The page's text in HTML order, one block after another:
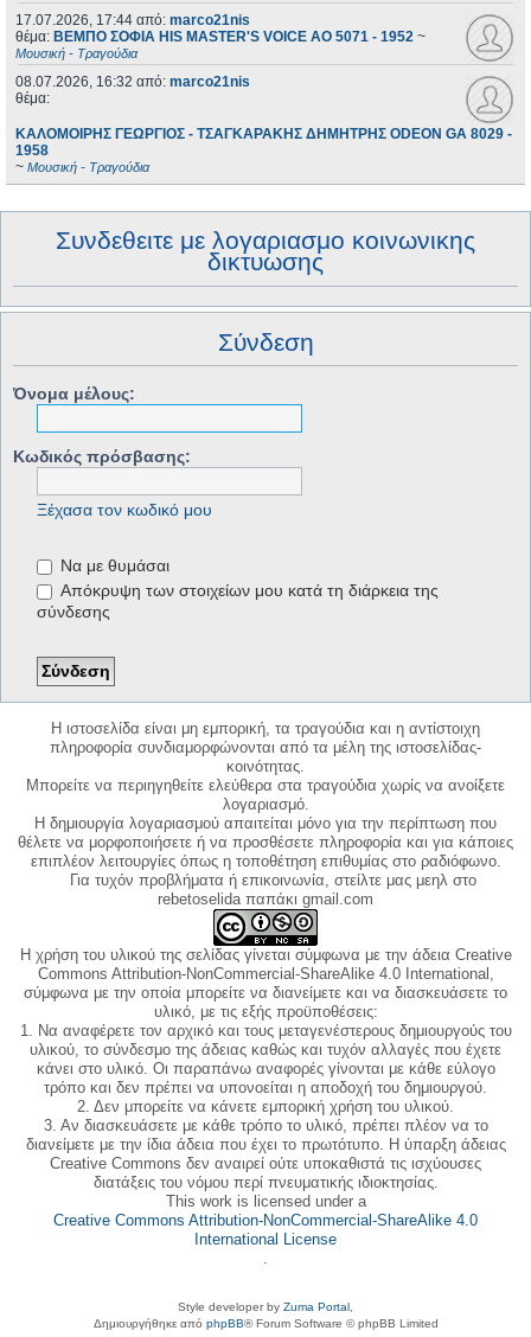
17.07.2026, 17:44 από: marco21nis
θέμα: ΒΕΜΠΟ ΣΟΦΙΑ HIS MASTER'S VOICE AO 5071 - 1952 ~
Μουσική - Τραγούδια
08.07.2026, 16:32 από: marco21nis
θέμα:
ΚΑΛΟΜΟΙΡΗΣ ΓΕΩΡΓΙΟΣ - ΤΣΑΓΚΑΡΑΚΗΣ ΔΗΜΗΤΡΗΣ ODEON GA 8029 -
1958
~ Μουσική - Τραγούδια
Συνδεθειτε με λογαριασμο κοινωνικης
δικτυωσης
Σύνδεση
Όνομα μέλους:
Κωδικός πρόσβασης:
Ξέχασα τον κωδικό μου
Να με θυμάσαι
Απόκρυψη των στοιχείων μου κατά τη διάρκεια της
σύνδεσης
Η ιστοσελίδα είναι μη εμπορική, τα τραγούδια και η αντίστοιχη
πληροφορία συνδιαμορφώνονται από τα μέλη της ιστοσελίδας-
κοινότητας.
Μπορείτε να περιηγηθείτε ελεύθερα στα τραγούδια χωρίς να ανοίξετε
λογαριασμό.
Η δημιουργία λογαριασμού απαιτείται μόνο για την περίπτωση που
θέλετε να μορφοποιήσετε ή να προσθέσετε πληροφορία και για κάποιες
επιπλέον λειτουργίες όπως η τοποθέτηση επιθυμίας στο ραδιόφωνο.
Για τυχόν προβλήματα ή επικοινωνία, στείλτε μας μεηλ στο
rebetoselida παπάκι gmail.com
Η χρήση του υλικού της σελίδας γίνεται σύμφωνα με την άδεια Creative
Commons Attribution-NonCommercial-ShareAlike 4.0 International,
σύμφωνα με την οποία μπορείτε να διανείμετε και να διασκευάσετε το
υλικό, με τις εξής προϋποθέσεις:
1. Να αναφέρετε τον αρχικό και τους μεταγενέστερους δημιουργούς του
υλικού, το σύνδεσμο της άδειας καθώς και τυχόν αλλαγές που έχετε
κάνει στο υλικό. Οι παραπάνω αναφορές γίνονται με κάθε εύλογο
τρόπο και δεν πρέπει να υπονοείται η αποδοχή του δημιουργού.
2. Δεν μπορείτε να κάνετε εμπορική χρήση του υλικού.
3. Αν διασκευάσετε με κάθε τρόπο το υλικό, πρέπει πλέον να το
διανείμετε με την ίδια άδεια που έχει το πρωτότυπο. Η ύπαρξη άδειας
Creative Commons δεν αναιρεί ούτε υποκαθιστά τις ισχύουσες
διατάξεις του νόμου περί πνευματικής ιδιοκτησίας.
This work is licensed under a
Creative Commons Attribution-NonCommercial-ShareAlike 4.0
International License
.
Style developer by Zuma Portal
Δημιουργήθηκε από phpBB® Forum Software © phpBB Limited